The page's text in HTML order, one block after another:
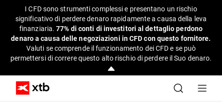
I CFD sono strumenti complessi e presentano un rischio
significativo di perdere denaro rapidamente a causa della leva
finanziaria.77% di conti di investitori al dettaglio perdono
denaro a causa delle negoziazioni in CFD con questo fornitore.
Valuti se comprende il funzionamento dei CFD e se può
permettersi di correre questo alto rischio di perdere il Suo denaro.